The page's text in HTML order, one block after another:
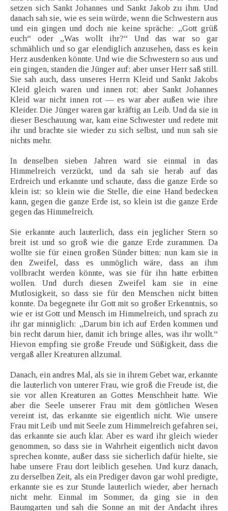
setzen sich Sankt Johannes und Sankt Jakob zu ihm. Und
danach sah sie, wie es sein würde, wenn die Schwestern aus
und ein gingen und doch nie keine spräche: „Gott grüß
euch“ oder „Was wollt ihr?“ Und das war so gar
schmählich und so gar elendiglich anzusehen, dass es kein
Herz ausdenken könnte. Und wie die Schwestern so aus und
ein gingen, standen die Jünger auf; aber unser Herr saß still.
Sie sah auch, dass unseres Herrn Kleid und Sankt Jakobs
Kleid gleich waren und innen rot; aber Sankt Johannes
Kleid war nicht innen rot — es war aber außen wie ihre
Kleider. Die Jünger waren gar kräftig an Leib. Und da sie in
dieser Beschauung war, kam eine Schwester und redete mit
ihr und brachte sie wieder zu sich selbst, und nun sah sie
nichts mehr.
In denselben sieben Jahren ward sie einmal in das
Himmelreich verzückt, und da sah sie herab auf das
Erdreich und erkannte und schaute, dass die ganze Erde so
klein ist; so klein wie die Stelle, die eine Hand bedecken
kann, gegen die ganze Erde ist, so klein ist die ganze Erde
gegen das Himmelreich.
Sie erkannte auch lauterlich, dass ein jeglicher Stern so
breit ist und so groß wie die ganze Erde zurammen. Da
wollte sie für einen großen Sünder bitten; nun kam sie in
den Zweifel, dass es unmöglich wäre, dass an ihm
vollbracht werden könnte, was sie für ihn hatte erbitten
wollen. Und durch diesen Zweifel kam sie in eine
Mutlosigkeit, so dass sie für den Menschen nicht bitten
konnte. Da begegnete ihr Gott mit so großer Erkenntnis, so
wie er ist Gott und Mensch im Himmelreich, und sprach zu
ihr gar minniglich: „Darum bin ich auf Erden kommen und
bin recht darum hier, damit ich bringe alles, was ihr wollt.“
Hievon empfing sie große Freude und Süßigkeit, dass die
vergaß aller Kreaturen allzumal.
Danach, ein andres Mal, als sie in ihrem Gebet war, erkannte
die lauterlich von unterer Frau, wie groß die Freude ist, die
sie vor allen Kreaturen an Gottes Menschheit hatte. Wie
aber die Seele unserer Frau mit dem göttlichen Wesen
vereint ist, das erkannte sie eigentlich nicht. Wie unsere
Frau mit Leib und mit Seele zum Himmelreich gefahren sei,
das erkannte sie auch klar. Aber es ward ihr gleich wieder
genommen, so dass sie in Wahrheit eigentlich nicht davon
sprechen konnte, außer dass sie sicherlich dafür hielte, sie
habe unsere Frau dort leiblich gesehen. Und kurz danach,
zu derselben Zeit, als ein Prediger davon gar wohl predigte,
erkannte sie es zur Stunde lauterlich wieder, aber hernach
nicht mehr. Einmal im Sommer, da ging sie in den
Baumgarten und sah die Sonne an mit der Andacht ihres